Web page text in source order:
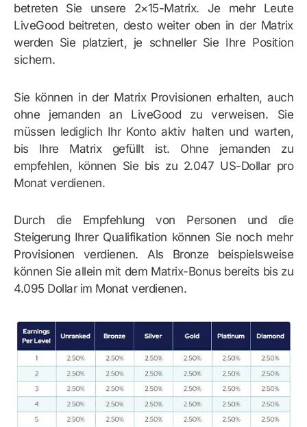
betreten Sie unsere 2×15-Matrix. Je mehr Leute
LiveGood beitreten, desto weiter oben in der Matrix
werden Sie platziert, je schneller Sie Ihre Position
sichern.
Sie können in der Matrix Provisionen erhalten, auch
ohne jemanden an LiveGood zu verweisen. Sie
müssen lediglich Ihr Konto aktiv halten und warten,
bis Ihre Matrix gefüllt ist. Ohne jemanden zu
empfehlen, können Sie bis zu 2.047 US-Dollar pro
Monat verdienen.
Durch die Empfehlung von Personen und die
Steigerung Ihrer Qualifikation können Sie noch mehr
Provisionen verdienen. Als Bronze beispielsweise
können Sie allein mit dem Matrix-Bonus bereits bis zu
4.095 Dollar im Monat verdienen.